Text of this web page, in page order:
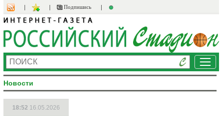
Подпишись
Новости
18:52 16.05.2026